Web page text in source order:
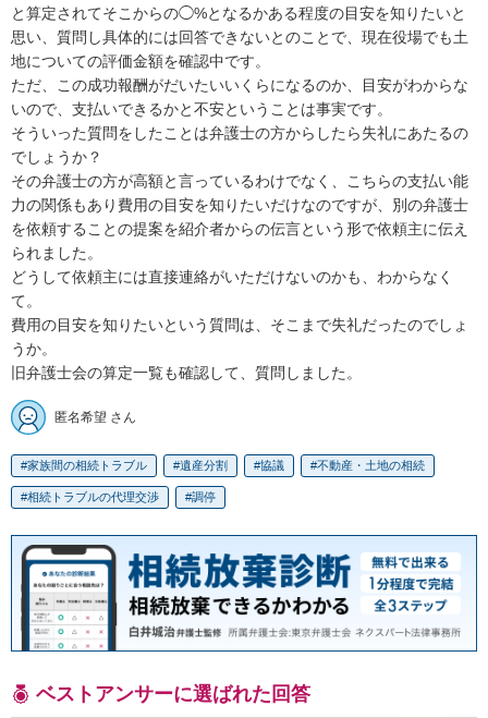
と算定されてそこからの◯%となるかある程度の目安を知りたいと
思い、質問し具体的には回答できないとのことで、現在役場でも土
地についての評価金額を確認中です。
ただ、この成功報酬がだいたいいくらになるのか、目安がわからな
いので、支払いできるかと不安ということは事実です。
そういった質問をしたことは弁護士の方からしたら失礼にあたるの
でしょうか？
その弁護士の方が高額と言っているわけでなく、こちらの支払い能
力の関係もあり費用の目安を知りたいだけなのですが、別の弁護士
を依頼することの提案を紹介者からの伝言という形で依頼主に伝え
られました。
どうして依頼主には直接連絡がいただけないのかも、わからなく
て。
費用の目安を知りたいという質問は、そこまで失礼だったのでしょ
うか。
旧弁護士会の算定一覧も確認して、質問しました。
匿名希望 さん
家族間の相続トラブル 遺産分割 協議 不動産・土地の相続
相続トラブルの代理交渉 調停
ベストアンサーに選ばれた回答